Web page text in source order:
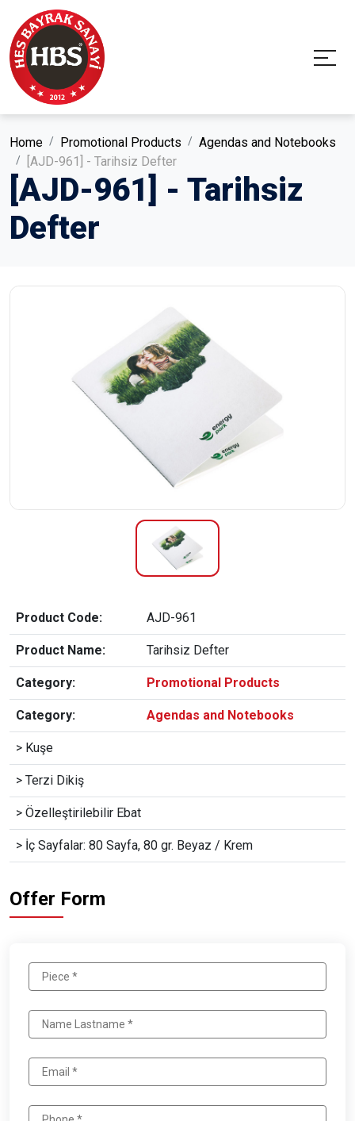
Home Promotional Products
Agendas and Notebooks
[AJD-961] - Tarihsiz Defter
[AJD-961] - Tarihsiz
Defter
Product Code: AJD-961
Product Name: Tarihsiz Defter
Category: Promotional Products
Category: Agendas and Notebooks
> Kuşe
> Terzi Dikiş
> Özelleştirilebilir Ebat
> İç Sayfalar: 80 Sayfa, 80 gr. Beyaz / Krem
Offer Form